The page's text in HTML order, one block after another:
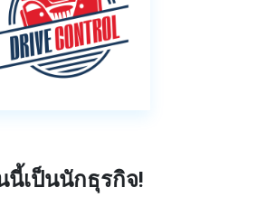
นี้เป็นนักธุรกิจ!